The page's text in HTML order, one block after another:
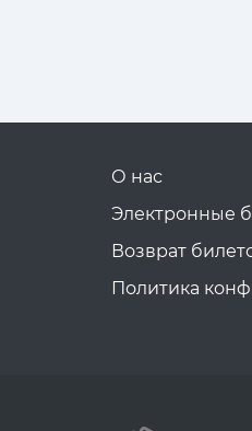
О нас
Электронные
Возврат
Политика